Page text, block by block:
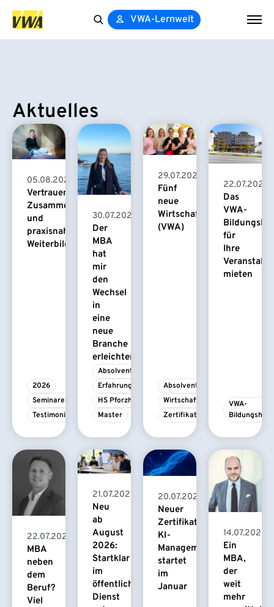
VWA-Lernwelt
Aktuelles
05.08.2026
Vertrauensvolle
Zusammenarbeit
und
praxisnahe
Weiterbildung
2026
Seminare
Testimonial
30.07.2026
Der
MBA
hat
mir
den
Wechsel
in
eine
neue
Branche
erleichtert
Absolvent/-in
Erfahrungsbericht
HS Pforzheim
Master
29.07.2026
Fünf
neue
Wirtschaftspsychologinnen
(VWA)
Absolvent/-in
Wirtschaftspsychologie
Zertifikatskurs
22.07.2026
Das
VWA-
für
Ihre
mieten
VWA-
Bildungshaus
22.07.2026
MBA
neben
dem
Beruf?
Viel
21.07.2026
Neu
ab
August
2026:
Startklar
im
öffentlichen
Dienst
20.07.2026
Neuer
Zertifikatskurs
KI-
Management
startet
im
Januar
14.07.2026
Ein
MBA,
der
weit
mehr